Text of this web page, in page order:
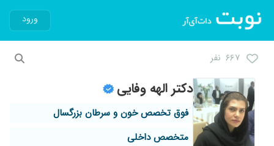
ورود
۶۶۷ نفر
دکتر الهه وفایی
فوق تخصص خون و سرطان بزرگسال
متخصص داخلی